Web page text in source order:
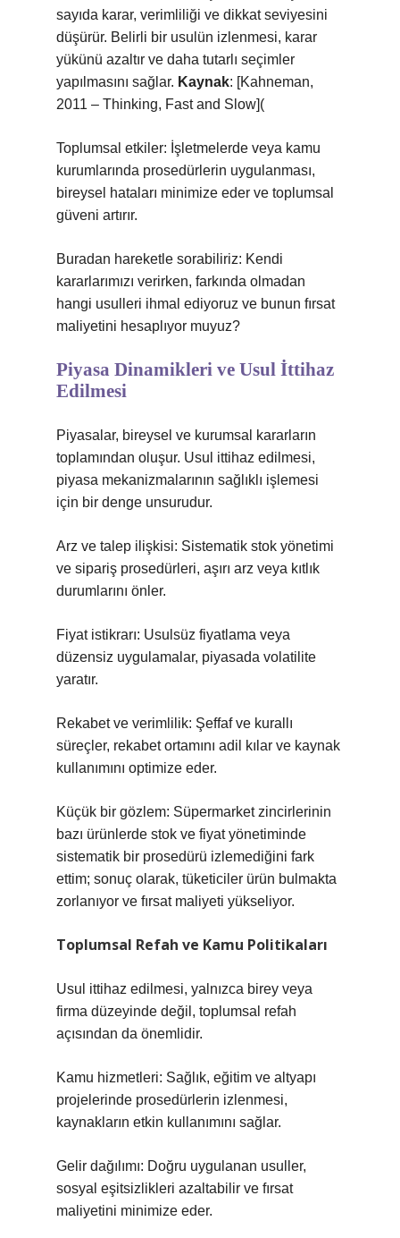
sayıda karar, verimliliği ve dikkat seviyesini
düşürür. Belirli bir usulün izlenmesi, karar
yükünü azaltır ve daha tutarlı seçimler
yapılmasını sağlar. Kaynak: [Kahneman,
2011 – Thinking, Fast and Slow](
Toplumsal etkiler: İşletmelerde veya kamu
kurumlarında prosedürlerin uygulanması,
bireysel hataları minimize eder ve toplumsal
güveni artırır.
Buradan hareketle sorabiliriz: Kendi
kararlarımızı verirken, farkında olmadan
hangi usulleri ihmal ediyoruz ve bunun fırsat
maliyetini hesaplıyor muyuz?
Piyasa Dinamikleri ve Usul İttihaz
Edilmesi
Piyasalar, bireysel ve kurumsal kararların
toplamından oluşur. Usul ittihaz edilmesi,
piyasa mekanizmalarının sağlıklı işlemesi
için bir denge unsurudur.
Arz ve talep ilişkisi: Sistematik stok yönetimi
ve sipariş prosedürleri, aşırı arz veya kıtlık
durumlarını önler.
Fiyat istikrarı: Usulsüz fiyatlama veya
düzensiz uygulamalar, piyasada volatilite
yaratır.
Rekabet ve verimlilik: Şeffaf ve kurallı
süreçler, rekabet ortamını adil kılar ve kaynak
kullanımını optimize eder.
Küçük bir gözlem: Süpermarket zincirlerinin
bazı ürünlerde stok ve fiyat yönetiminde
sistematik bir prosedürü izlemediğini fark
ettim; sonuç olarak, tüketiciler ürün bulmakta
zorlanıyor ve fırsat maliyeti yükseliyor.
Toplumsal Refah ve Kamu Politikaları
Usul ittihaz edilmesi, yalnızca birey veya
firma düzeyinde değil, toplumsal refah
açısından da önemlidir.
Kamu hizmetleri: Sağlık, eğitim ve altyapı
projelerinde prosedürlerin izlenmesi,
kaynakların etkin kullanımını sağlar.
Gelir dağılımı: Doğru uygulanan usuller,
sosyal eşitsizlikleri azaltabilir ve fırsat
maliyetini minimize eder.